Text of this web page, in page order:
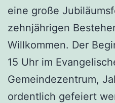
eine große
zehnjährigen
Willkommen. Der
15 Uhr im
Gemeindezentrum,
ordentlich gefeiert